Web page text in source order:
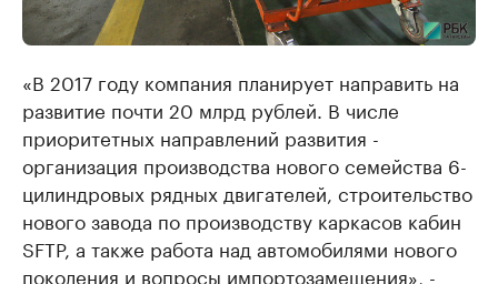
«В 2017 году компания планирует направить на
развитие почти 20 млрд рублей. В числе
приоритетных направлений развития -
организация производства нового семейства 6-
цилиндровых рядных двигателей, строительство
нового завода по производству каркасов кабин
SFTP, а также работа над автомобилями нового
поколения и вопросы импортозамещения», -